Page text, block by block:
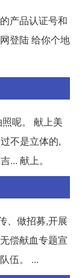
产品认证号和
登陆 给你个地
呢。 献上美
不是立体的,
... 献上。
、做招募,开展
偿献血专题宣
伍。 ...